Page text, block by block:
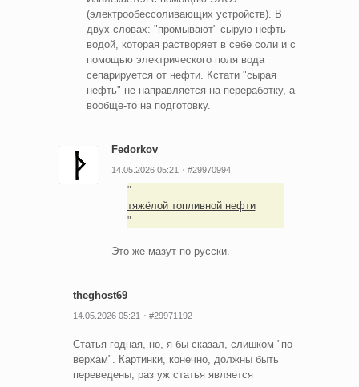
(электрообессоливающих устройств). В
двух словах: "промывают" сырую нефть
водой, которая растворяет в себе соли и с
помощью электрического поля вода
сепарируется от нефти. Кстати "сырая
нефть" не направляется на переработку, а
вообще-то на подготовку.
Fedorkov
14.05.2026 05:21 #29970994
тяжёлой топливной нефти
Это же мазут по-русски.
theghost69
14.05.2026 05:21 #29971192
Статья годная, но, я бы сказал, слишком "по
верхам". Картинки, конечно, должны быть
переведены, раз уж статья является